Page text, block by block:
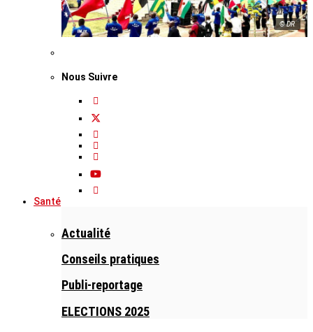
© DR
Nous Suivre
Santé
Actualité
Conseils pratiques
Publi-reportage
ELECTIONS 2025